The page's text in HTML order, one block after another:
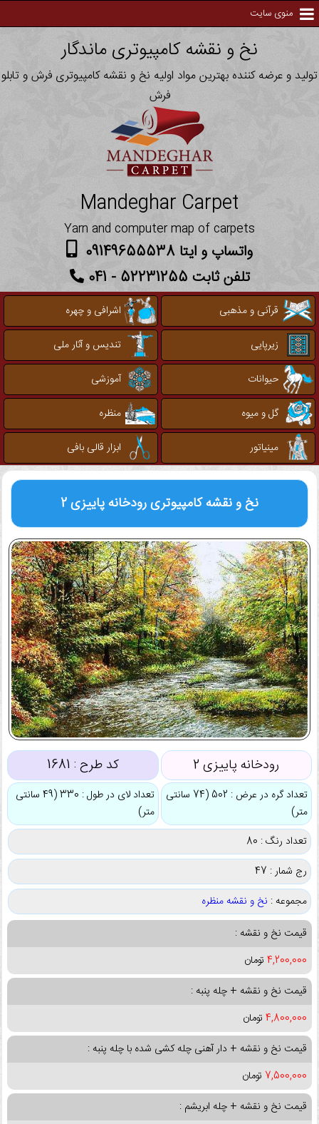
منوی سایت
نخ و نقشه کامپیوتری ماندگار
تولید و عرضه کننده بهترین مواد اولیه نخ و نقشه کامپیوتری فرش و تابلو
فرش
Mandeghar Carpet
Yarn and computer map of carpets
واتساپ و ایتا 09149655538
تلفن ثابت 52231255 - 041
قرآنی و مذهبی
اشرافی و چهره
زیرپایی
تندیس و آثار ملی
حیوانات
آموزشی
گل و میوه
منظره
مینیاتور
ابزار قالی بافی
نخ و نقشه کامپیوتریرودخانه پاییزی 2
رودخانه پاییزی 2 کد طرح : 1681
تعداد گره در عرض : 502 (74 سانتی
متر)
تعداد لای در طول : 330 (49 سانتی
متر)
تعداد رنگ : 80
رج شمار : 47
مجموعه : نخ و نقشه منظره
قیمت نخ و نقشه :
4,200,000 تومان
قیمت نخ و نقشه + چله پنبه :
4,800,000 تومان
قیمت نخ و نقشه + دار آهنی چله کشی شده با چله پنبه :
7,500,000 تومان
قیمت نخ و نقشه + چله ابریشم :